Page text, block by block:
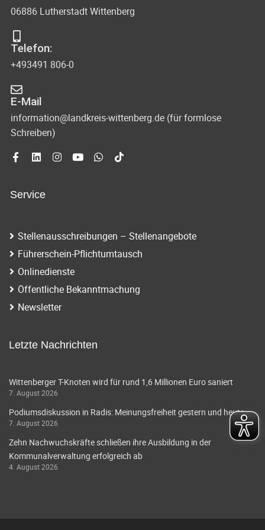
06886 Lutherstadt Wittenberg
Telefon:
+493491 806-0
E-Mail
information@landkreis-wittenberg.de (für formlose
Schreiben)
Service
Stellenausschreibungen – Stellenangebote
Führerschein-Pflichtumtausch
Onlinedienste
Öffentliche Bekanntmachung
Newsletter
Letzte Nachrichten
Wittenberger T-Knoten wird für rund 1,6 Millionen Euro saniert
7. August 2026
Podiumsdiskussion in Radis: Meinungsfreiheit gestern und heute
7. August 2026
Zehn Nachwuchskräfte schließen ihre Ausbildung in der
Kommunalverwaltung erfolgreich ab
4. August 2026